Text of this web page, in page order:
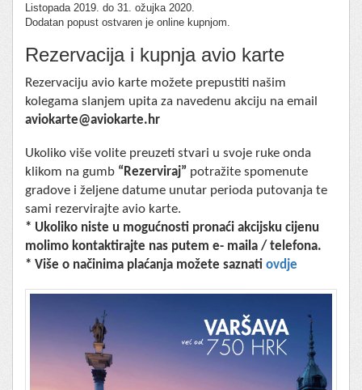
Listopada 2019. do 31. ožujka 2020.
Dodatan popust ostvaren je online kupnjom.
Rezervacija i kupnja avio karte
Rezervaciju avio karte možete prepustiti našim
kolegama slanjem upita za navedenu akciju na email
aviokarte@aviokarte.hr
Ukoliko više volite preuzeti stvari u svoje ruke onda
klikom na gumb “Rezerviraj” potražite spomenute
gradove i željene datume unutar perioda putovanja te
sami rezervirajte avio karte.
* Ukoliko niste u mogućnosti pronaći akcijsku cijenu
molimo kontaktirajte nas putem e- maila / telefona.
* Više o načinima plaćanja možete saznati ovdje